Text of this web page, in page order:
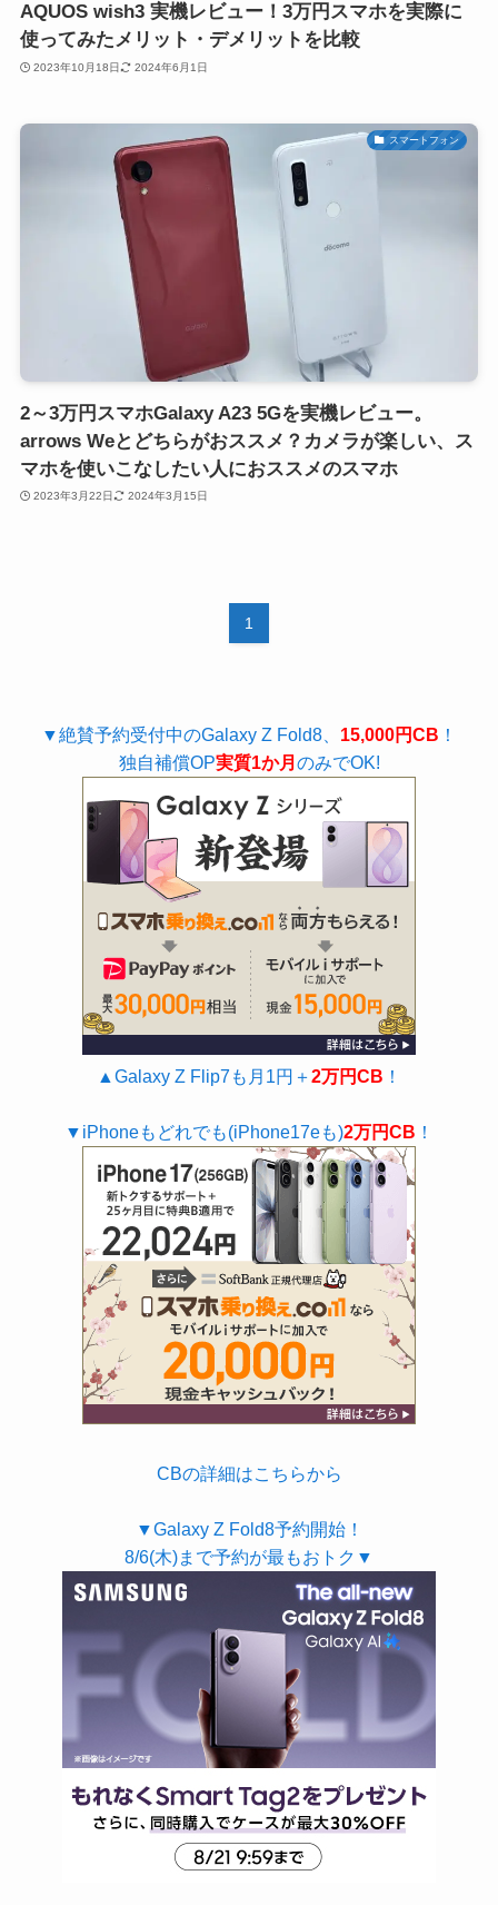
AQUOS wish3 実機レビュー！3万円スマホを実際に
使ってみたメリット・デメリットを比較
2023年10月18日 2024年6月1日
スマートフォン
2～3万円スマホGalaxy A23 5Gを実機レビュー。
arrows Weとどちらがおススメ？カメラが楽しい、ス
マホを使いこなしたい人におススメのスマホ
2023年3月22日 2024年3月15日
1
▼絶賛予約受付中のGalaxy Z Fold8、 15,000円CB ！
独自補償OP実質1か月 のみでOK!
▲Galaxy Z Flip7も月1円＋2万円CB ！
▼iPhoneもどれでも(iPhone17eも)2万円CB ！
CBの詳細はこちらから
▼Galaxy Z Fold8予約開始！
8/6(木)まで予約が最もおトク▼